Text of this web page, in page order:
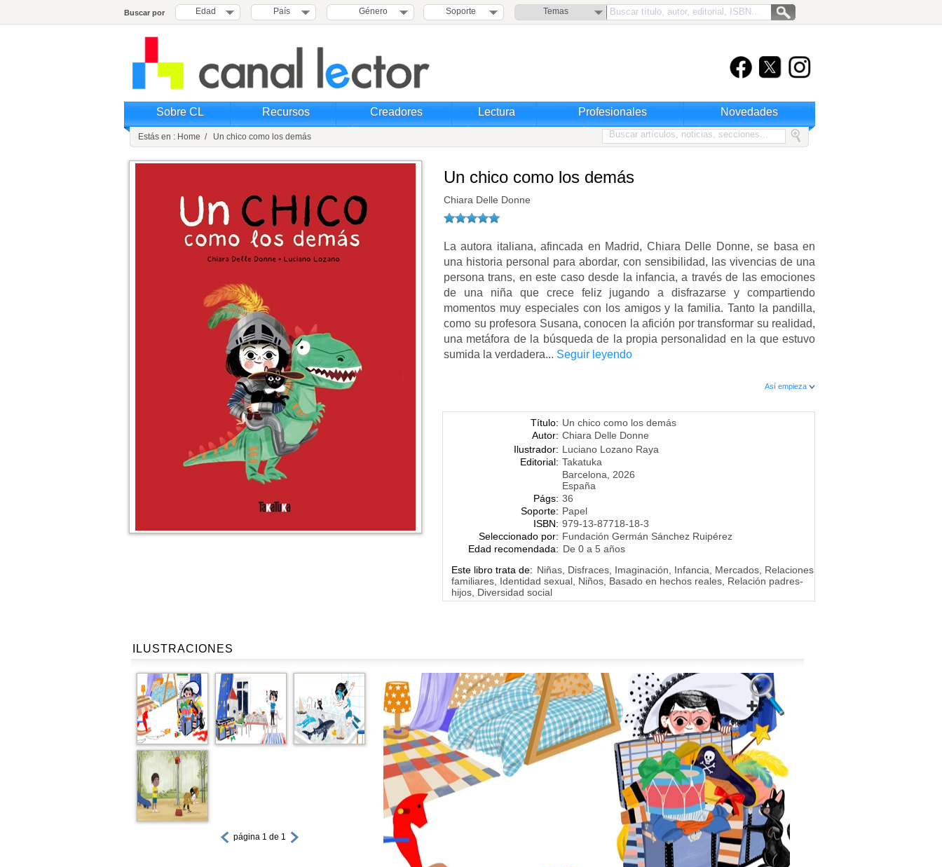
Buscar por Edad País Género Soporte Temas
Sobre CL Recursos Creadores Lectura Profesionales Novedades
Estás en : Home / Un chico como los demás
Un chico como los demás
Chiara Delle Donne
La autora italiana, afincada en Madrid, Chiara Delle Donne, se basa en
una historia personal para abordar, con sensibilidad, las vivencias de una
persona trans, en este caso desde la infancia, a través de las emociones
de una niña que crece feliz jugando a disfrazarse y compartiendo
momentos muy especiales con los amigos y la familia. Tanto la pandilla,
como su profesora Susana, conocen la afición por transformar su realidad,
una metáfora de la búsqueda de la propia personalidad en la que estuvo
sumida la verdadera... Seguir leyendo
Así empieza
Título: Un chico como los demás
Autor: Chiara Delle Donne
Ilustrador: Luciano Lozano Raya
Editorial: Takatuka
Barcelona, 2026
España
Págs: 36
Soporte: Papel
ISBN: 979-13-87718-18-3
Seleccionado por: Fundación Germán Sánchez Ruipérez
Edad recomendada: De 0 a 5 años
Este libro trata de: Niñas, Disfraces, Imaginación, Infancia, Mercados, Relaciones
familiares, Identidad sexual, Niños, Basado en hechos reales, Relación padres-
hijos, Diversidad social
ILUSTRACIONES
página 1 de 1